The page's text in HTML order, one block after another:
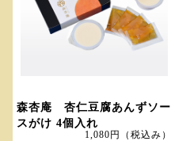
森杏庵 杏仁豆腐あんずソー
スがけ 4個入れ
1,080円 （税込み）